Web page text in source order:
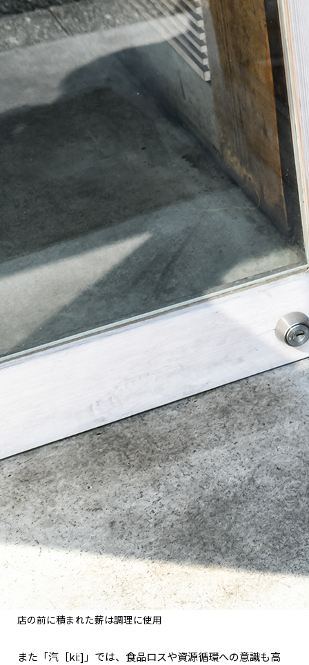
店の前に積まれた薪は調理に使用
また「汽［ki:]」では、食品ロスや資源循環への意識も高